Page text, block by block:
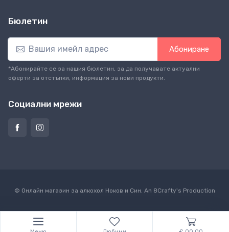
Бюлетин
Абониране
*Абонирайте се за нашия бюлетин, за да получавате актуални
оферти за отстъпки, информация за нови продукти.
Социални мрежи
© Онлайн магазин за алкохол Ноков и Син. An 8Crafty's Production